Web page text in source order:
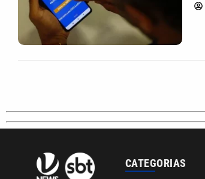
CATEGORIAS